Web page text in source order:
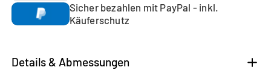
Sicher bezahlen mit PayPal - inkl.
Käuferschutz
Details & Abmessungen